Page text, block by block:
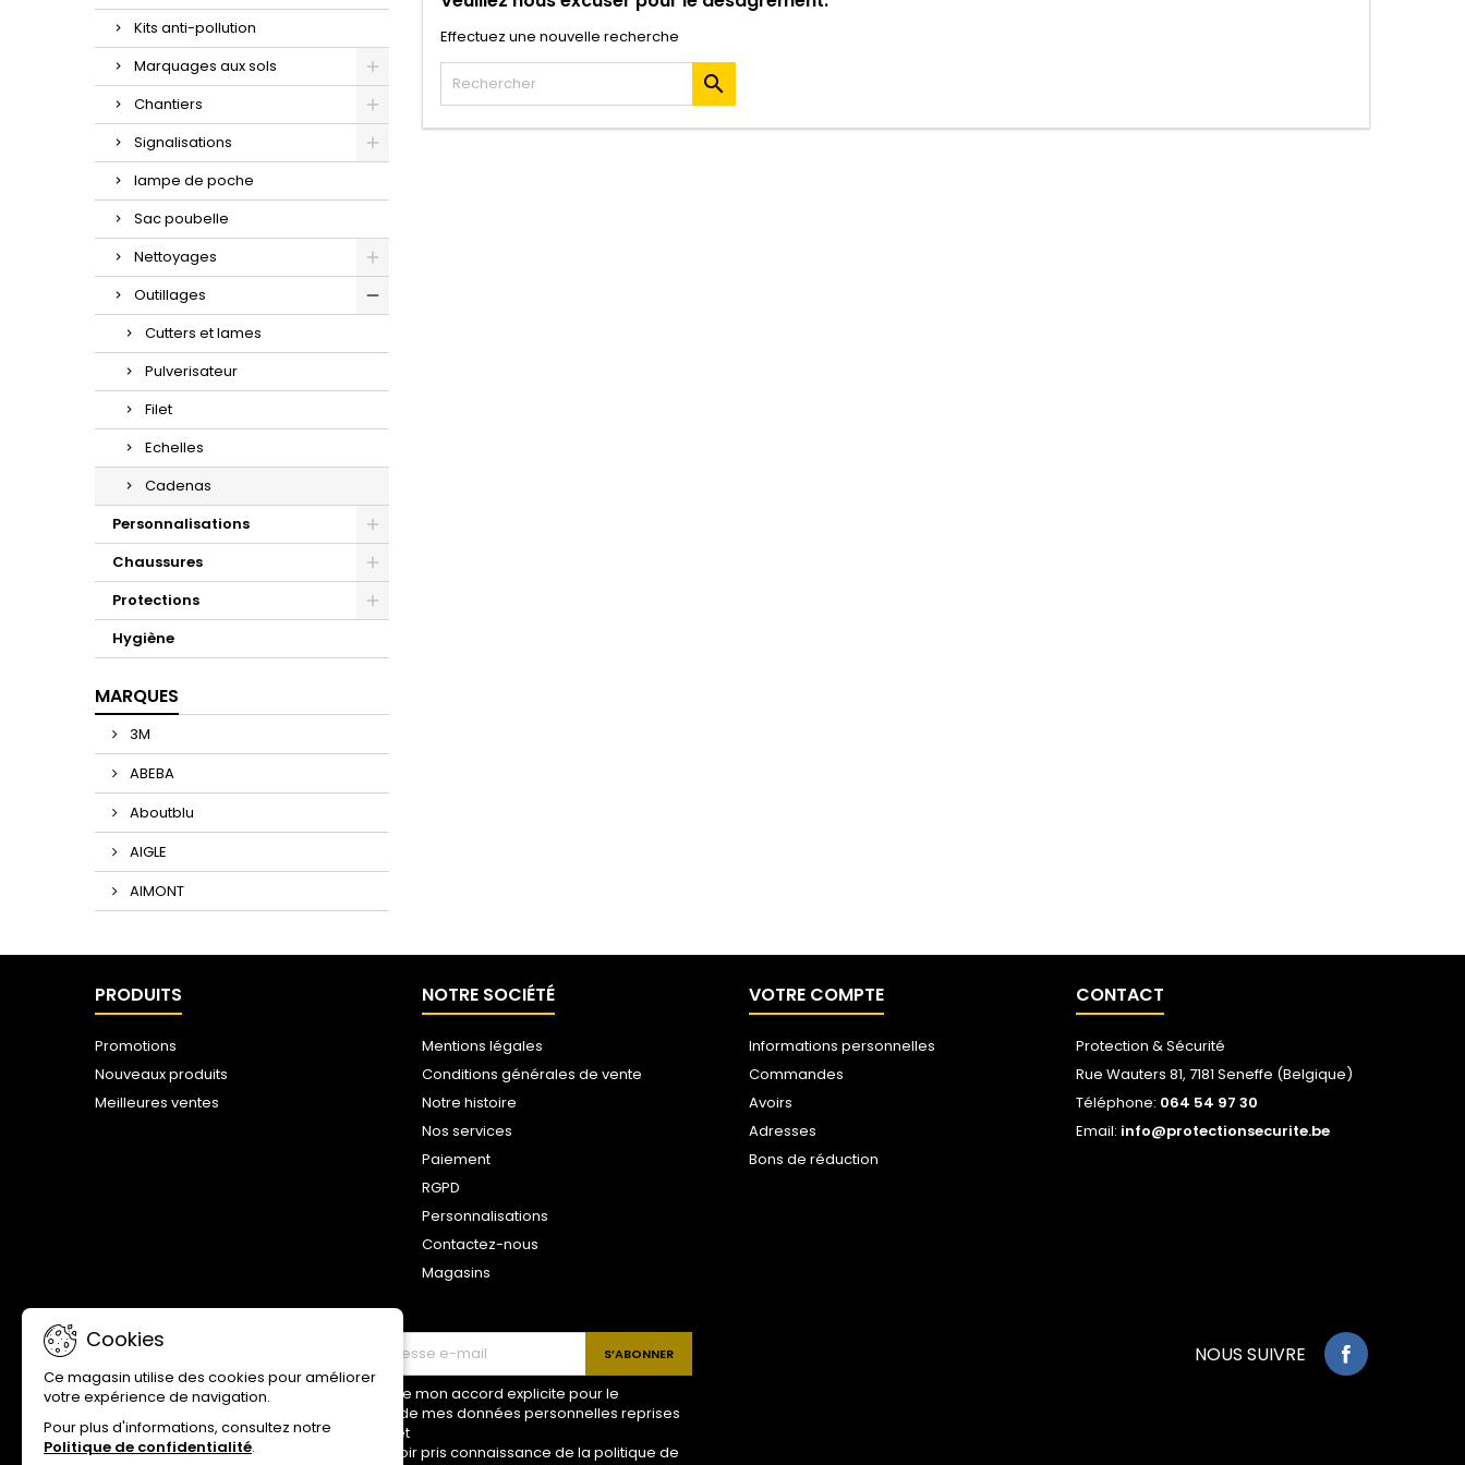
Kits anti-pollution
Marquages aux sols
Chantiers
Signalisations
lampe de poche
Sac poubelle
Nettoyages
Outillages
Cutters et lames
Pulverisateur
Filet
Echelles
Cadenas
Personnalisations
Chaussures
Protections
Hygiène
MARQUES
3M
ABEBA
Aboutblu
AIGLE
AIMONT
Effectuez une nouvelle recherche

PRODUITS
Promotions
Nouveaux produits
Meilleures ventes
NOTRE SOCIÉTÉ
Mentions légales
Conditions générales de vente
Notre histoire
Nos services
Paiement
RGPD
Personnalisations
Contactez-nous
Magasins
VOTRE COMPTE
Informations personnelles
Commandes
Avoirs
Adresses
Bons de réduction
CONTACT
Protection & Sécurité
Rue Wauters 81, 7181 Seneffe (Belgique)
Téléphone: 064 54 97 30
Email: info@protectionsecurite.be
Cookies
Ce magasin utilise des cookies pour améliorer
votre expérience de navigation.
Pour plus d'informations, consultez notre
Politique de confidentialité.
LETTRE D'INFORMATIONS
Je donne mon accord explicite pour le
traitement de mes données personnelles reprises
ci-dessus et
déclare avoir pris connaissance de la politique de
NOUS SUIVRE